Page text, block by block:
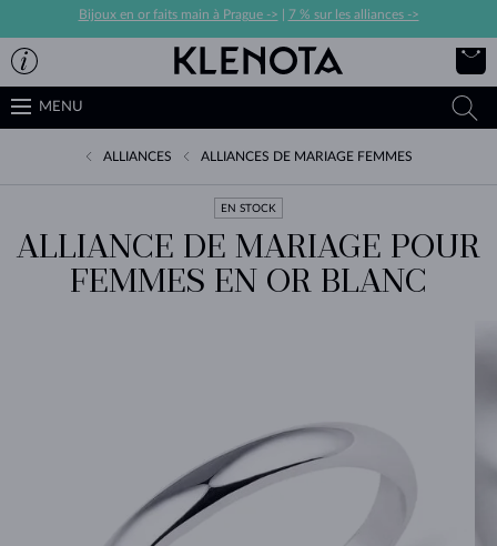
Bijoux en or faits main à Prague -> 7 % sur les alliances ->
MENU
ALLIANCES ALLIANCES DE MARIAGE FEMMES
EN STOCK
ALLIANCE DE MARIAGE POUR
FEMMES EN OR BLANC